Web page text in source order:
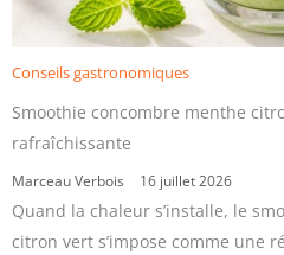
Conseils gastronomiques
Smoothie concombre menthe
rafraîchissante
Marceau Verbois 16 juillet 2026
Quand la chaleur s’installe, le
citron vert s’impose comme une